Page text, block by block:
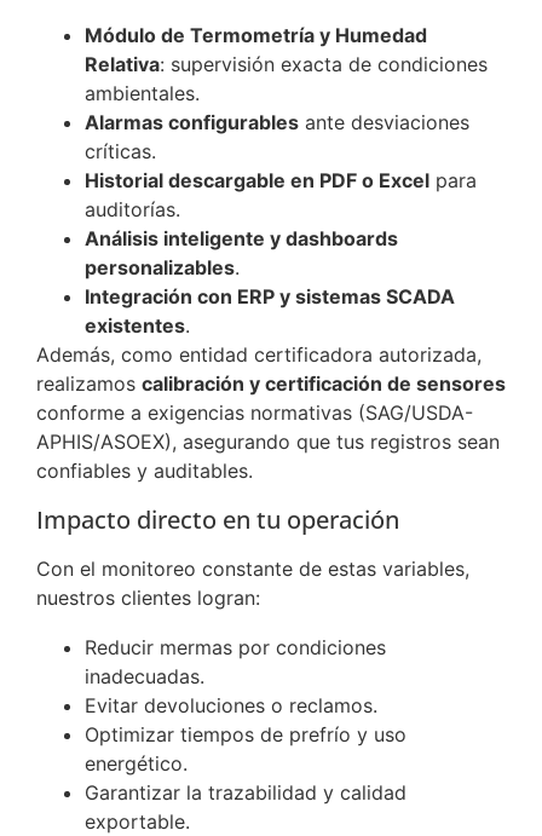
Módulo de Termometría y Humedad
Relativa: supervisión exacta de condiciones
ambientales.
Alarmas configurables ante desviaciones
críticas.
Historial descargable en PDF o Excel para
auditorías.
Análisis inteligente y dashboards
personalizables.
Integración con ERP y sistemas SCADA
existentes.
Además, como entidad certificadora autorizada,
realizamos calibración y certificación de sensores
conforme a exigencias normativas (SAG/USDA-
APHIS/ASOEX), asegurando que tus registros sean
confiables y auditables.
Impacto directo en tu operación
Con el monitoreo constante de estas variables,
nuestros clientes logran:
Reducir mermas por condiciones
inadecuadas.
Evitar devoluciones o reclamos.
Optimizar tiempos de prefrío y uso
energético.
Garantizar la trazabilidad y calidad
exportable.